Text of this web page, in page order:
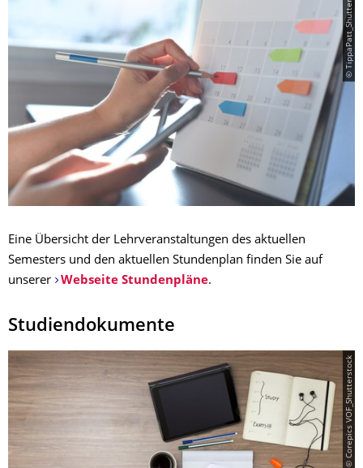
© TippaPatt_Shutterstock
Eine Übersicht der Lehrveranstaltungen des aktuellen
Semesters und den aktuellen Stundenplan finden Sie auf
unserer
Webseite Stundenpläne.
Studiendokumente
© Corepics VOF_Shutterstock